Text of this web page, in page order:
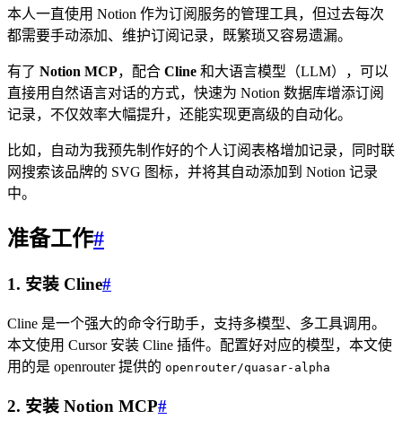
本人一直使用 Notion 作为订阅服务的管理工具，但过去每次
都需要手动添加、维护订阅记录，既繁琐又容易遗漏。
有了 Notion MCP，配合 Cline 和大语言模型（LLM），可以
直接用自然语言对话的方式，快速为 Notion 数据库增添订阅
记录，不仅效率大幅提升，还能实现更高级的自动化。
比如，自动为我预先制作好的个人订阅表格增加记录，同时联
网搜索该品牌的 SVG 图标，并将其自动添加到 Notion 记录
中。
准备工作#
1. 安装 Cline#
Cline 是一个强大的命令行助手，支持多模型、多工具调用。
本文使用 Cursor 安装 Cline 插件。配置好对应的模型，本文使
用的是 openrouter 提供的 openrouter/quasar-alpha
2. 安装 Notion MCP#